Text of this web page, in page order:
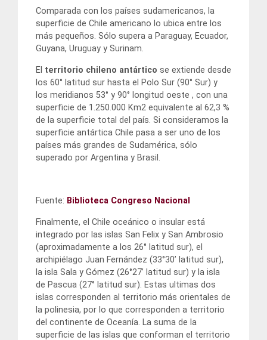
Comparada con los países sudamericanos, la
superficie de Chile americano lo ubica entre los
más pequeños. Sólo supera a Paraguay, Ecuador,
Guyana, Uruguay y Surinam.
El territorio chileno antártico se extiende desde
los 60° latitud sur hasta el Polo Sur (90° Sur) y
los meridianos 53° y 90° longitud oeste , con una
superficie de 1.250.000 Km2 equivalente al 62,3 %
de la superficie total del país. Si consideramos la
superficie antártica Chile pasa a ser uno de los
países más grandes de Sudamérica, sólo
superado por Argentina y Brasil.
Fuente: Biblioteca Congreso Nacional
Finalmente, el Chile oceánico o insular está
integrado por las islas San Felix y San Ambrosio
(aproximadamente a los 26° latitud sur), el
archipiélago Juan Fernández (33°30’ latitud sur),
la isla Sala y Gómez (26°27’ latitud sur) y la isla
de Pascua (27° latitud sur). Estas ultimas dos
islas corresponden al territorio más orientales de
la polinesia, por lo que corresponden a territorio
del continente de Oceanía. La suma de la
superficie de las islas que conforman el territorio